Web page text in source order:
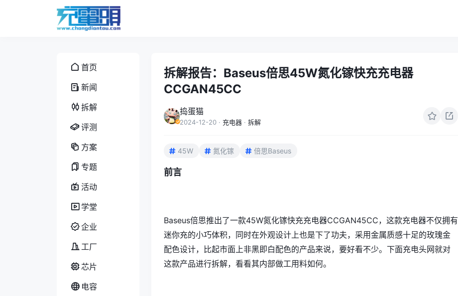
首页
新闻
拆解
评测
方案
专题
活动
学堂
企业
工厂
芯片
电容
拆解报告：Baseus倍思45W氮化镓快充充电器
CCGAN45CC
捣蛋猫
2024-12-20 · 充电器 · 拆解
45W 氮化镓 倍思Baseus
前言
Baseus倍思推出了一款45W氮化镓快充充电器CCGAN45CC，这款充电器不仅拥有
迷你充的小巧体积，同时在外观设计上也是下了功夫，采用金属质感十足的玫瑰金
配色设计，比起市面上非黑即白配色的产品来说，要好看不少。下面充电头网就对
这款产品进行拆解，看看其内部做工用料如何。